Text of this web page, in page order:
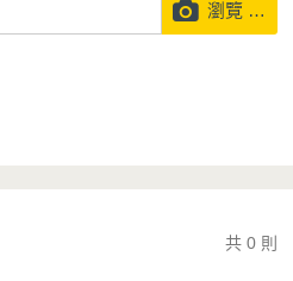
瀏覽 …
共 0 則